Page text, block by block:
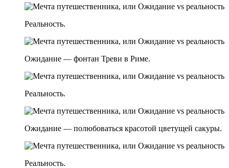
Реальность.
Ожидание — фонтан Треви в Риме.
Реальность.
Ожидание — полюбоваться красотой цветущей сакуры.
Реальность.